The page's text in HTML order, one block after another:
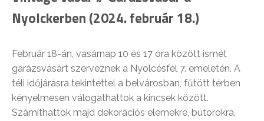
Nyolckerben (2024. február 18.)
Február 18-án, vasárnap 10 és 17 óra között ismét
garázsvásárt szerveznek a Nyolcésfél 7. emeletén. A
téli időjárásra tekintettel a belvárosban, fűtött térben
kényelmesen válogathattok a kincsek között.
Számíthattok majd dekorációs elemekre, bútorokra,